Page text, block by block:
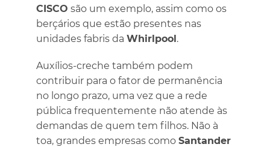
CISCO são um exemplo, assim como os
berçários que estão presentes nas
unidades fabris da Whirlpool.
Auxílios-creche também podem
contribuir para o fator de permanência
no longo prazo, uma vez que a rede
pública frequentemente não atende às
demandas de quem tem filhos. Não à
toa, grandes empresas como Santander